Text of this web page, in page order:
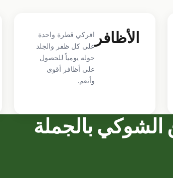
الأظافر افركي قطرة واحدة
على كل ظفر والجلد
حوله يومياً للحصول
على أظافر أقوى
وأنعم.
الشوكي بالجملة